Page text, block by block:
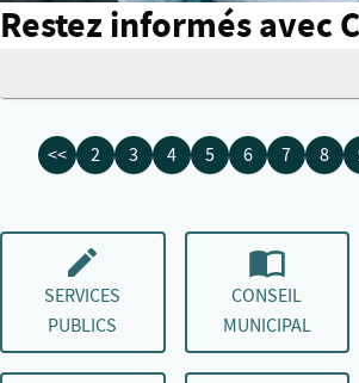
Restez informés avec
<< 2 3 4 5 6 7 8
SERVICES
PUBLICS
CONSEIL
MUNICIPAL